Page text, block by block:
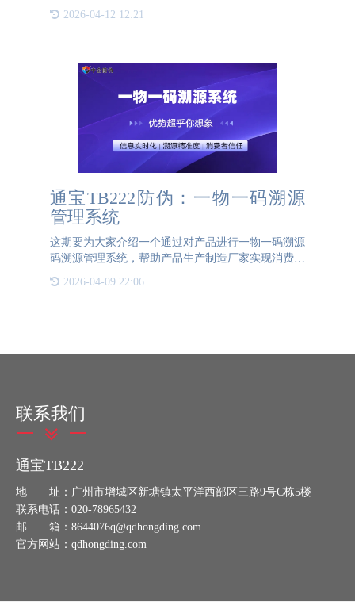
TB222防伪溯源系统正是这样一种解决方案，它通过
2026-04-12 12:21
通宝TB222防伪：一物一码溯源
管理系统
这期要为大家介绍一个通过对产品进行一物一码溯源
码溯源管理系统，帮助产品生产制造厂家实现消费者
一、溯源系统优势通宝TB222防伪的一物一码溯源管
2026-04-09 22:06
联系我们
通宝TB222
地 址：广州市增城区新塘镇太平洋西部区三路9号C栋5楼
联系电话：020-78965432
邮 箱：8644076q@qdhongding.com
官方网站：qdhongding.com